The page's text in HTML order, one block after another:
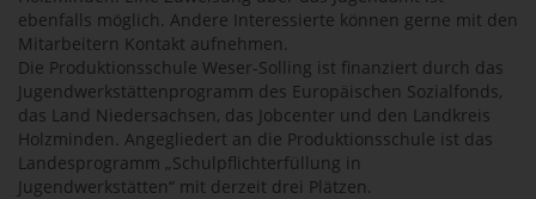
ebenfalls möglich. Andere Interessierte können gerne mit den
Mitarbeitern Kontakt aufnehmen.
Die Produktionsschule Weser-Solling ist finanziert durch das
Jugendwerkstättenprogramm des Europäischen Sozialfonds,
das Land Niedersachsen, das Jobcenter und den Landkreis
Holzminden. Angegliedert an die Produktionsschule ist das
Landesprogramm „Schulpflichterfüllung in
Jugendwerkstätten“ mit derzeit drei Plätzen.